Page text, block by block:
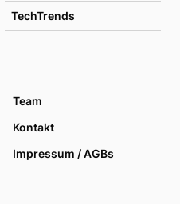
TechTrends
Team
Kontakt
Impressum / AGBs